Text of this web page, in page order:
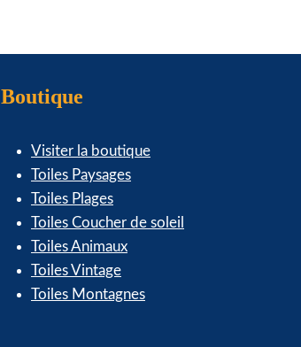
Boutique
Visiter la boutique
Toiles Paysages
Toiles Plages
Toiles Coucher de soleil
Toiles Animaux
Toiles Vintage
Toiles Montagnes